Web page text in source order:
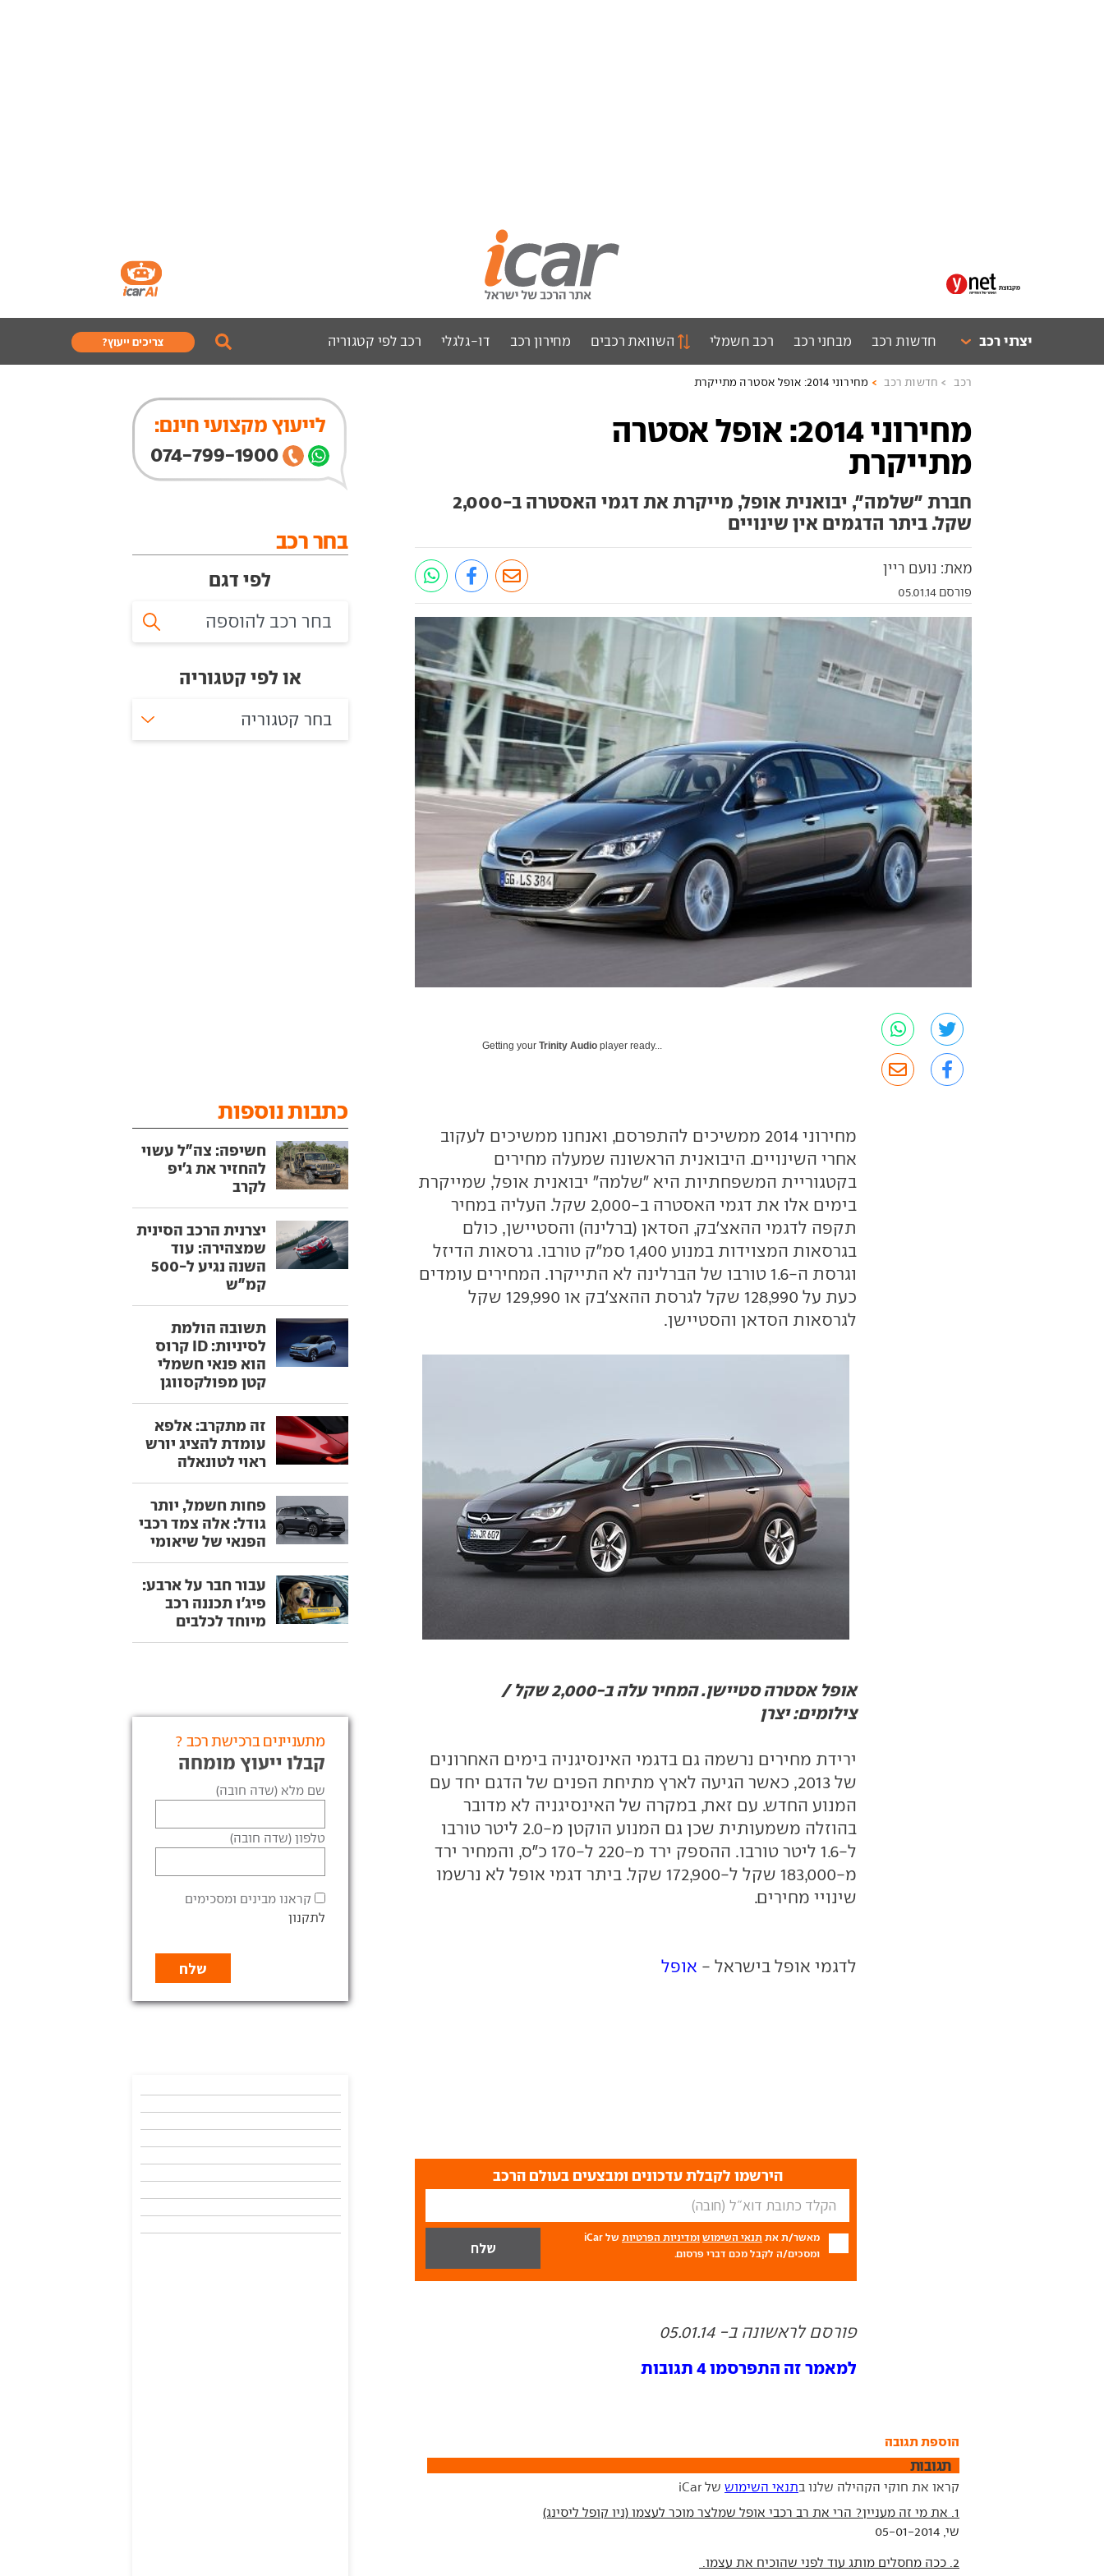
יצרני רכב חדשות רכב מבחני רכב רכב חשמלי השוואת רכבים מחירון רכב דו-גלגלי רכב לפי קטגוריה צריכים ייעוץ?
רכב חדשות רכב מחירוני 2014: אופל אסטרה מתייקרת
מחירוני 2014: אופל אסטרה
מתייקרת
חברת "שלמה", יבואנית אופל, מייקרת את דגמי האסטרה ב-2,000
שקל. ביתר הדגמים אין שינויים
מאת: נועם ריין
פורסם 05.01.14
Getting yourTrinity Audio player ready...
מחירוני 2014 ממשיכים להתפרסם, ואנחנו ממשיכים לעקוב
אחרי השינויים. היבואנית הראשונה שמעלה מחירים
בקטגוריית המשפחתיות היא "שלמה" יבואנית אופל, שמייקרת
בימים אלו את דגמי האסטרה ב-2,000 שקל. העליה במחיר
תקפה לדגמי ההאצ'בק, הסדאן (ברלינה) והסטיישן, כולם
בגרסאות המצוידות במנוע 1,400 סמ"ק טורבו. גרסאות הדיזל
וגרסת ה-1.6 טורבו של הברלינה לא התייקרו. המחירים עומדים
כעת על 128,990 שקל לגרסת ההאצ'בק או 129,990 שקל
לגרסאות הסדאן והסטיישן.
אופל אסטרה סטיישן. המחיר עלה ב-2,000 שקל /
צילומים: יצרן
ירידת מחירים נרשמה גם בדגמי האינסיגניה בימים האחרונים
של 2013, כאשר הגיעה לארץ מתיחת הפנים של הדגם יחד עם
המנוע החדש. עם זאת, במקרה של האינסיגניה לא מדובר
בהוזלה משמעותית שכן גם המנוע הוקטן מ-2.0 ליטר טורבו
ל-1.6 ליטר טורבו. ההספק ירד מ-220 ל-170 כ"ס, והמחיר ירד
מ-183,000 שקל ל-172,900 שקל. ביתר דגמי אופל לא נרשמו
שינויי מחירים.
לדגמי אופל בישראל - אופל
הירשמו לקבלת עדכונים ומבצעים בעולם הרכב
מאשר/ת את תנאי השימוש ומדיניות הפרטיות
של iCar
ומסכים/ה לקבל מכם דברי פרסום.
פורסם לראשונה ב- 05.01.14
למאמר זה התפרסמו 4 תגובות
הוספת תגובה
תגובות
קראו את חוקי הקהילה שלנו בתנאי השימוש של iCar
1. את מי זה מעניין? הרי את רב רכבי אופל שמלצר מוכר לעצמו (ניו קופל ליסינג)
שי, 05-01-2014
2. ככה מחסלים מותג עוד לפני שהוכיח את עצמו.
לייעוץ מקצועי חינם:
074-799-1900
בחר רכב
לפי דגם
או לפי קטגוריה
בחר קטגוריה
כתבות נוספות
חשיפה: צה"ל עשוי
להחזיר את ג'יפ
לקרב
יצרנית הרכב הסינית
שמצהירה: עוד
השנה נגיע ל-500
קמ"ש
תשובה הולמת
לסיניות: ID קרוס
הוא פנאי חשמלי
קטן מפולקסווגן
זה מתקרב: אלפא
עומדת להציג יורש
ראוי לטונאלה
פחות חשמל, יותר
גודל: אלה צמד רכבי
הפנאי של שיאומי
עבור חבר על ארבע:
פיג'ו תכננה רכב
מיוחד לכלבים
מתעניינים ברכישת רכב ?
קבלו ייעוץ מומחה
שם מלא (שדה חובה)
טלפון (שדה חובה)
קראנו מבינים ומסכימים
לתקנון